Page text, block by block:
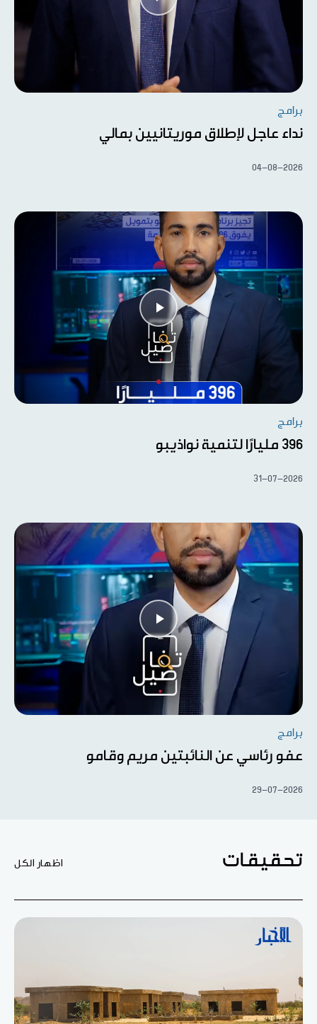
برامج
نداء عاجل لإطلاق موريتانيين بمالي
04-08-2026
برامج
396 مليارًا لتنمية نواذيبو
31-07-2026
برامج
عفو رئاسي عن النائبتين مريم وقامو
29-07-2026
تحقيقات اظهار الكل